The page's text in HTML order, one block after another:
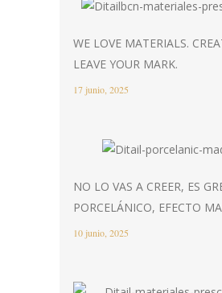
WE LOVE MATERIALS.
LEAVE YOUR MARK.
17 junio, 2025
NO LO VAS A CREER, ES
PORCELÁNICO, EFECTO
10 junio, 2025